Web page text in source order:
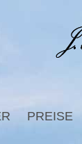
PREISE